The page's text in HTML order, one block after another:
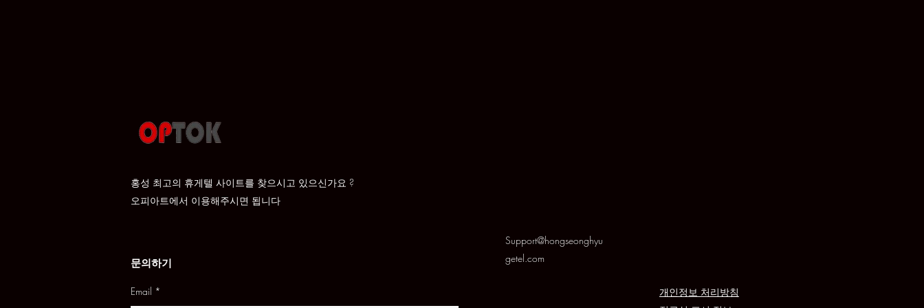
홍성 최고의 휴게텔 사이트를 찾으시고 있으신가요 ?
​오피아트에서 이용해주시면 됩니다
문의하기
Email *
Support@hongseonghyu
getel.com
개인정보 처리방침